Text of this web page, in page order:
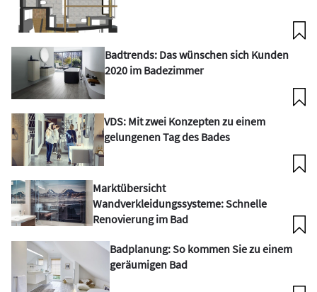
Badtrends: Das wünschen sich Kunden
2020 im Badezimmer
VDS: Mit zwei Konzepten zu einem
gelungenen Tag des Bades
Marktübersicht
Wandverkleidungssysteme: Schnelle
Renovierung im Bad
Badplanung: So kommen Sie zu einem
geräumigen Bad